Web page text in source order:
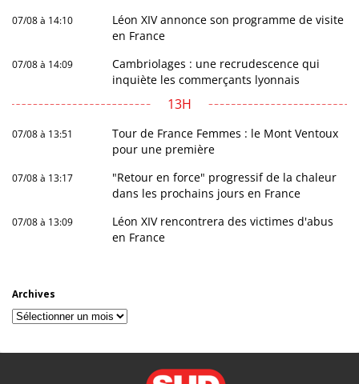
07/08 à 14:10
Léon XIV annonce son programme de visite
en France
07/08 à 14:09
Cambriolages : une recrudescence qui
inquiète les commerçants lyonnais
13H
07/08 à 13:51
Tour de France Femmes : le Mont Ventoux
pour une première
07/08 à 13:17
"Retour en force" progressif de la chaleur
dans les prochains jours en France
07/08 à 13:09
Léon XIV rencontrera des victimes d'abus
en France
Archives
Archives